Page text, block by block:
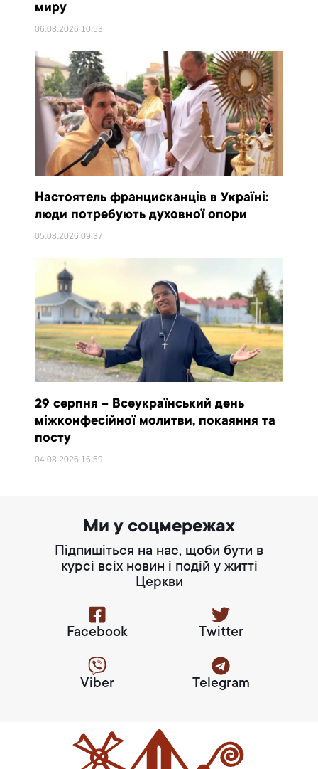
миру
06.08.2026 10:53
Настоятель францисканців в Україні:
люди потребують духовної опори
05.08.202609:37
29 серпня – Всеукраїнський день
міжконфесійної молитви, покаяння та
посту
04.08.2026 16:59
Ми у соцмережах
Підпишіться на нас, щоби бути в
курсі всіх новин і подій у житті
Церкви
Facebook Twitter
Viber Telegram